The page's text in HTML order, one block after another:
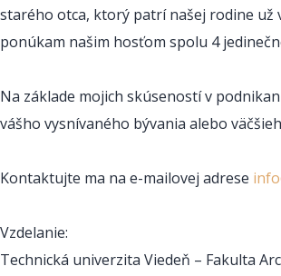
starého otca, ktorý patrí našej rodine už
ponúkam našim hosťom spolu 4
Na základe mojich skúseností v
vášho vysnívaného bývania alebo
Kontaktujte ma na e-mailovej adrese
Vzdelanie:
Technická univerzita Viedeň – Fakulta